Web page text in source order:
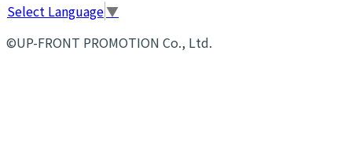
Select Language▼
©UP-FRONT PROMOTION Co., Ltd.